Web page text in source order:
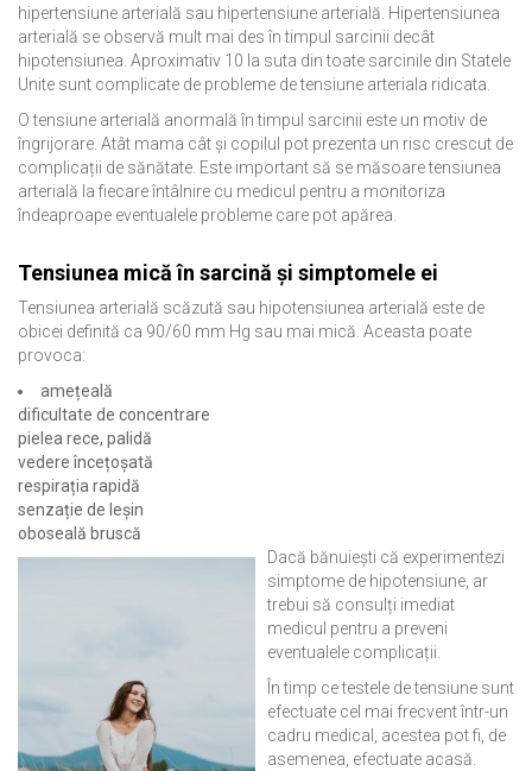
hipertensiune arterială sau hipertensiune arterială. Hipertensiunea
arterială se observă mult mai des în timpul sarcinii decât
hipotensiunea. Aproximativ 10 la suta din toate sarcinile din Statele
Unite sunt complicate de probleme de tensiune arteriala ridicata.
O tensiune arterială anormală în timpul sarcinii este un motiv de
îngrijorare. Atât mama cât și copilul pot prezenta un risc crescut de
complicații de sănătate. Este important să se măsoare tensiunea
arterială la fiecare întâlnire cu medicul pentru a monitoriza
îndeaproape eventualele probleme care pot apărea.
Tensiunea mică în sarcină și simptomele ei
Tensiunea arterială scăzută sau hipotensiunea arterială este de
obicei definită ca 90/60 mm Hg sau mai mică. Aceasta poate
provoca:
amețeală
dificultate de concentrare
pielea rece, palidă
vedere încețoșată
respirația rapidă
senzație de leșin
oboseală bruscă
Dacă bănuiești că experimentezi
simptome de hipotensiune, ar
trebui să consulți imediat
medicul pentru a preveni
eventualele complicații.
În timp ce testele de tensiune sunt
efectuate cel mai frecvent într-un
cadru medical, acestea pot fi, de
asemenea, efectuate acasă.